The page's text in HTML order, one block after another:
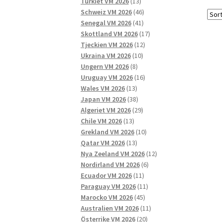
produkter
Schweiz VM 2026 4646
produkter
Senegal VM 2026 4141
produkter
Skottland VM 2026 1717
Tjeckien VM 2026 1212
produkter
Ukraina VM 2026 1010
Ungern VM 2026 88
produkter
Uruguay VM 2026 1616
Wales VM 2026 1313
produkter
Japan VM 2026 3838
produkter
Algeriet VM 2026 2929
Chile VM 2026 1313
produkter
Grekland VM 2026 1010
Qatar VM 2026 1313
produkter
Nya Zeeland VM 2026 1212
Nordirland VM 2026 66
Ecuador VM 2026 1111
produkter
Paraguay VM 2026 1111
Marocko VM 2026 4545
produkter
Australien VM 2026 1111
Österrike VM 2026 2020